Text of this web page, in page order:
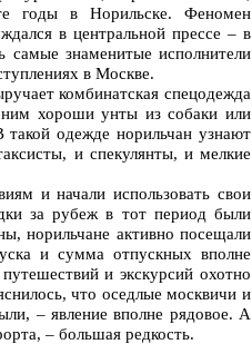
годы в Норильске. Феномен
в центральной прессе – в
самые знаменитые исполнители
в Москве.
комбинатская спецодежда
хороши унты из собаки или
одежде норильчан узнают
и спекулянты, и мелкие
и начали использовать свои
за рубеж в тот период были
норильчане активно посещали
и сумма отпускных вполне
и экскурсий охотно
что оседлые москвичи и
– явление вполне рядовое. А
– большая редкость.